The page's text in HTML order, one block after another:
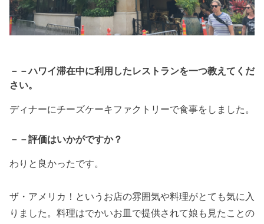
－－ハワイ滞在中に利用したレストランを一つ教えてくだ
さい。
ディナーにチーズケーキファクトリーで食事をしました。
－－評価はいかがですか？
わりと良かったです。
ザ・アメリカ！というお店の雰囲気や料理がとても気に入
りました。料理はでかいお皿で提供されて娘も見たことの